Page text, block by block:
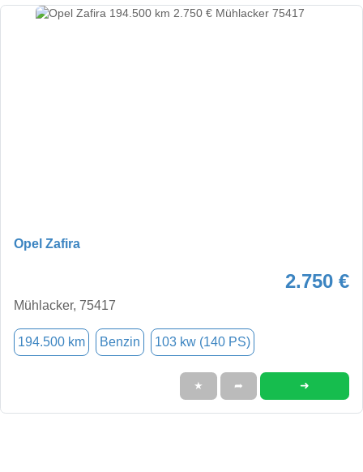
Opel Zafira
2.750 €
Mühlacker, 75417
194.500 km Benzin 103 kw (140 PS)
★ ➦ ➜